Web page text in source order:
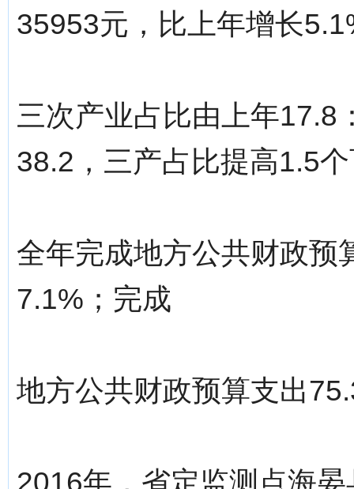
35953元，比上年增长
三次产业占比由上年17.8
38.2，三产占比提高1.5
全年完成地方公共财政预
7.1%；完成
地方公共财政预算支出
2016年，省定监测点海